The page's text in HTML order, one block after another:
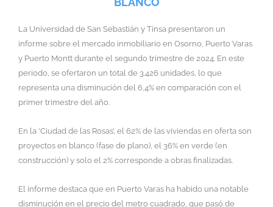
La Universidad de San Sebastián y Tinsa presentaron un
informe sobre el mercado inmobiliario en Osorno, Puerto Varas
y Puerto Montt durante el segundo trimestre de 2024. En este
periodo, se ofertaron un total de 3.426 unidades, lo que
representa una disminución del 6,4% en comparación con el
primer trimestre del año.
En la ‘Ciudad de las Rosas’, el 62% de las viviendas en oferta son
proyectos en blanco (fase de plano), el 36% en verde (en
construcción) y solo el 2% corresponde a obras finalizadas.
El informe destaca que en Puerto Varas ha habido una notable
disminución en el precio del metro cuadrado, que pasó de